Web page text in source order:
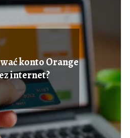
konto Orange
internet?